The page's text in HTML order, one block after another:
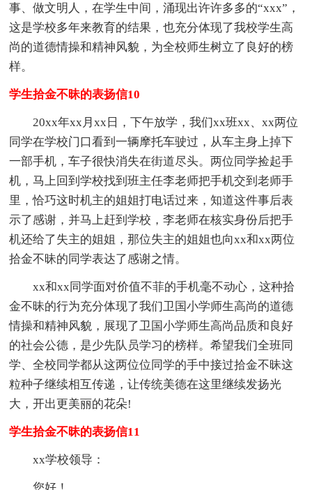
事、做文明人，在学生中间，涌现出许许多多的“xxx”，
这是学校多年来教育的结果，也充分体现了我校学生高
尚的道德情操和精神风貌，为全校师生树立了良好的榜
样。
学生拾金不昧的表扬信10
20xx年xx月xx日，下午放学，我们xx班xx、xx两位
同学在学校门口看到一辆摩托车驶过，从车主身上掉下
一部手机，车子很快消失在街道尽头。两位同学捡起手
机，马上回到学校找到班主任李老师把手机交到老师手
里，恰巧这时机主的姐姐打电话过来，知道这件事后表
示了感谢，并马上赶到学校，李老师在核实身份后把手
机还给了失主的姐姐，那位失主的姐姐也向xx和xx两位
拾金不昧的同学表达了感谢之情。
xx和xx同学面对价值不菲的手机毫不动心，这种拾
金不昧的行为充分体现了我们卫国小学师生高尚的道德
情操和精神风貌，展现了卫国小学师生高尚品质和良好
的社会公德，是少先队员学习的榜样。希望我们全班同
学、全校同学都从这两位位同学的手中接过拾金不昧这
粒种子继续相互传递，让传统美德在这里继续发扬光
大，开出更美丽的花朵!
学生拾金不昧的表扬信11
xx学校领导：